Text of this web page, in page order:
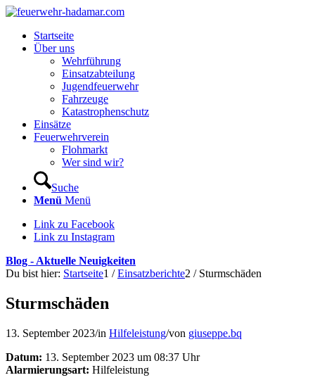
Startseite
Über uns
Wehrführung
Einsatzabteilung
Jugendfeuerwehr
Fahrzeuge
Katastrophenschutz
Einsätze
Feuerwehrverein
Flohmarkt
Wer sind wir?
Suche
Menü Menü
Link zu Facebook
Link zu Instagram
Blog - Aktuelle Neuigkeiten
Du bist hier: Startseite1 / Einsatzberichte2 / Sturmschäden
Sturmschäden
13. September 2023/in Hilfeleistung/von giuseppe.bq
Datum: 13. September 2023 um 08:37 Uhr
Alarmierungsart: Hilfeleistung